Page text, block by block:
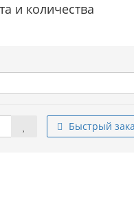
и количества
Быстрый